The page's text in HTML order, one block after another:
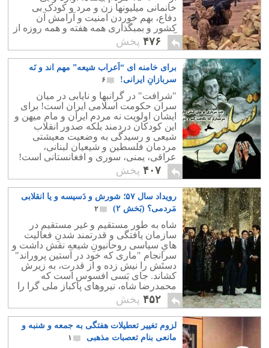
خانمانی میلیونها زن و مرد و کودک بی
دفاع، بهم خوردن امنیت و آرامش آن
کشور و بمبگذاری همه هفته و همه روزه از
آن تاریخ تا کنون شده است.
۴۷۶ پخش
برای خامنه ای “اَعراب شیعه” مهم اند و نَه
سربازانِ ایرانی!
۶
"شرافت" در گرانبها و نایابی در میان
سران حکومت اسلامی ایران است! برای
ایشان اولویت نه مردم ایران و مام میهن و
این کودکان دردمند بلکه صدور انقلاب
شیعی و رسیدگی به وضعیت معیشتی
مردمان فلسطین و شیعیان لبنانی،
عراقی، یمنی، سوری و افغانستانی است!
۴۰۷ پخش
رویداد سال ۵۷؛ شورش و دَسیسه و یا انقلابی
مَردمی؟ (بَخش ۲)
۲
شاه به طور مستقیم و غیر مستقیم در
سازمان یافتگی و قدرتمند شدنِ فعالیت
هایِ سیاسی روحانیونِ شیعه نقش داشت و
سرانجام "ماری که خود در آستین پروراند"
دستَش را نیش زده و از قدرت، به زیرش
کشاند. جای بَسی افسوس است که
محمدرضا شاه، نیروهای پاکباز ملی گرا را
به جای روحانیون، متحد خود نساخت.
۴۵۲ پخش
لزوم تغییر تعطیلات هفتگی به جمعه و شنبه و
مانعی بنام تعصبات مذهبی
۱